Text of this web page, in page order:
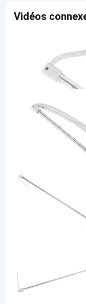
Vidéos